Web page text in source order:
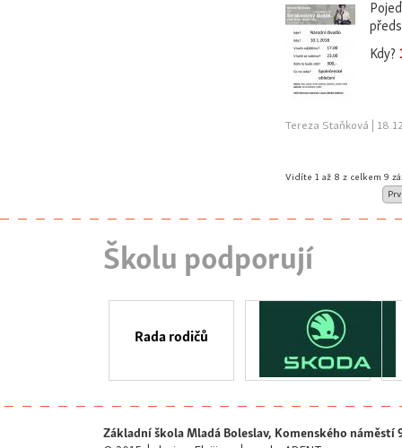
Kdy?
Tereza Staňková |
Vidíte 1 až 8 z celkem 9
Školu podporují
Rada rodičů
Základní škola Mladá Boleslav, Komenského náměstí